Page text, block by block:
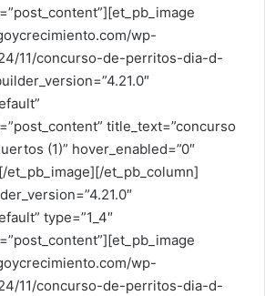
wp-
11/concurso-de-perritos-dia-d-
title_text=”concurso
(1)” hover_enabled=”0″
et_pb_image][/et_pb_column]
type=”1_4″
wp-
11/concurso-de-perritos-dia-d-